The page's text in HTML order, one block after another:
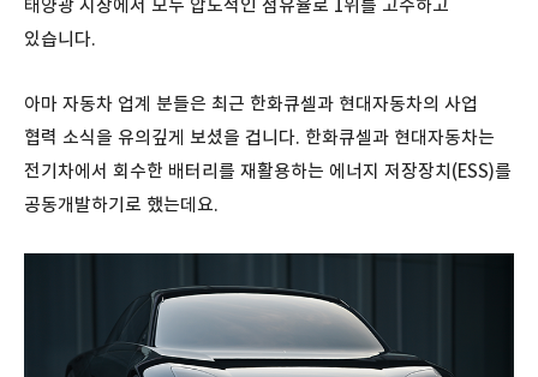
태양광 시장에서 모두 압도적인 점유율로 1위를 고수하고
있습니다.
아마 자동차 업계 분들은 최근 한화큐셀과 현대자동차의 사업
협력 소식을 유의깊게 보셨을 겁니다. 한화큐셀과 현대자동차는
전기차에서 회수한 배터리를 재활용하는 에너지 저장장치(ESS)를
공동개발하기로 했는데요.